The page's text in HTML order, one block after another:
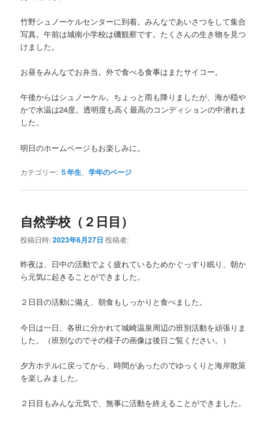
竹野シュノーケルセンターに到着。みんなであいさつをして集合
写真。午前は城南小学校は磯観察です。たくさんの生き物を見つ
けました。
お昼をみんなでお弁当。外で食べる食事はまたサイコー。
午後からはシュノーケル。ちょっと雨も降りましたが、海が穏や
かで水温は24度。透明度も高く最高のコンディションの中潜れま
した。
明日のホームページもお楽しみに。
カテゴリー: ５年生 、学年のページ
自然学校（２日目）
投稿日時:2023年6月27日 投稿者:
昨夜は、日中の活動でよく疲れているためかぐっすり眠り、朝か
ら元気に起きることができました。
２日目の活動に備え、朝食もしっかりと食べました。
今日は一日、各班に分かれて城崎温泉周辺の班別活動を頑張りま
した。（班別なのでその様子の画像は後日ご覧ください。）
夕方ホテルに戻ってから、時間があったのでゆっくりと海岸散策
を楽しみました。
２日目もみんな元気で、無事に活動を終えることができました。